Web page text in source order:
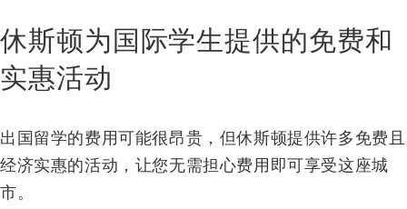
休斯顿为国际学生提供的免费和
实惠活动
出国留学的费用可能很昂贵，但休斯顿提供许多免费且
经济实惠的活动，让您无需担心费用即可享受这座城
市。